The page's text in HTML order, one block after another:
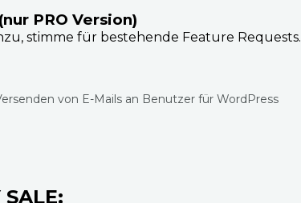
PRO Version)
stimme für bestehende Feature Requests.
von E-Mails an Benutzer für WordPress